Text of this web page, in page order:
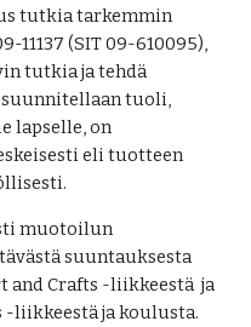
tutkia tarkemmin
11137 (SIT 09-610095),
tutkia ja tehdä
suunnitellaan tuoli,
lapselle, on
eli tuotteen
muotoilun
suuntauksesta
and Crafts -liikkeestä  ja
-liikkeestä ja koulusta.